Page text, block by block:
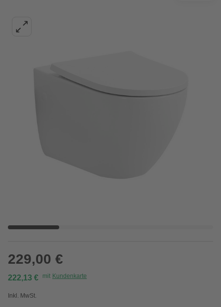
229,00 €
222,13 € mit Kundenkarte
Inkl. MwSt.